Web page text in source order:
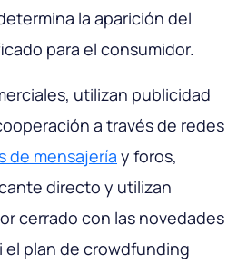
la aparición del
para el consumidor.
utilizan publicidad
a través de redes
de mensajería y foros,
directo y utilizan
cerrado con las novedades
el plan de crowdfunding